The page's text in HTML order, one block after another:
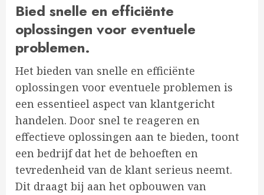
Bied snelle en efficiënte
oplossingen voor eventuele
problemen.
Het bieden van snelle en efficiënte
oplossingen voor eventuele problemen is
een essentieel aspect van klantgericht
handelen. Door snel te reageren en
effectieve oplossingen aan te bieden, toont
een bedrijf dat het de behoeften en
tevredenheid van de klant serieus neemt.
Dit draagt bij aan het opbouwen van